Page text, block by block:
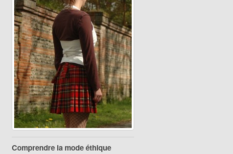
Comprendre la mode éthique